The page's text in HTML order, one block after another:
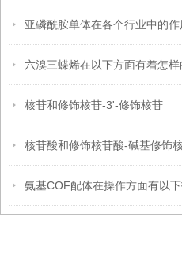
亚磷酰胺单体在各个行业中的作
核苷和修饰核苷-3'-修饰核苷
氨基COF配体在操作方面有以